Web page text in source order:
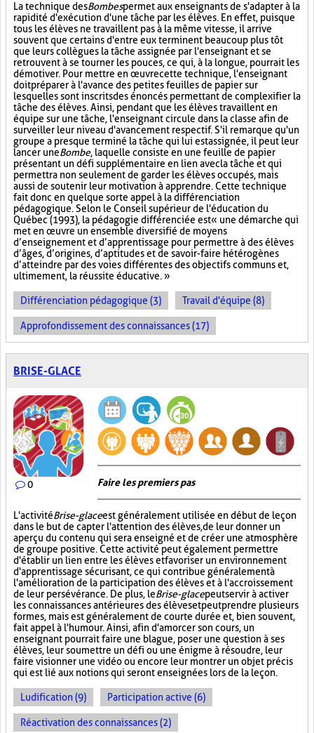
La technique desBombespermet aux enseignants de s'adapter à la
rapidité d'exécution d'une tâche par les élèves. En effet, puisque
tous les élèves ne travaillent pas à la même vitesse, il arrive
souvent que certains d'entre eux terminent beaucoup plus tôt
que leurs collègues la tâche assignée par l'enseignant et se
retrouvent à se tourner les pouces, ce qui, à la longue, pourrait les
démotiver. Pour mettre en œuvre cette technique, l'enseignant
doit préparer à l'avance des petites feuilles de papier sur
lesquelles sont inscrits des énoncés permettant de complexifier la
tâche des élèves. Ainsi, pendant que les élèves travaillent en
équipe sur une tâche, l'enseignant circule dans la classe afin de
surveiller leur niveau d'avancement respectif. S'il remarque qu'un
groupe a presque terminé la tâche qui lui est assignée, il peut leur
lancer uneBombe, laquelle consiste en une feuille de papier
présentant un défi supplémentaire en lien avec la tâche et qui
permettra non seulement de garder les élèves occupés, mais
aussi de soutenir leur motivation à apprendre. Cette technique
fait donc en quelque sorte appel à la différenciation
pédagogique. Selon le Conseil supérieur de l'éducation du
Québec (1993), la pédagogie différenciée est « une démarche qui
met en œuvre un ensemble diversifié de moyens
d’enseignement et d’apprentissage pour permettre à des élèves
d’âges, d’origines, d’aptitudes et de savoir-faire hétérogènes
d’atteindre par des voies différentes des objectifs communs et,
ultimement, la réussite éducative. »
Différenciation pédagogique (3) Travail d'équipe (8)
Approfondissement des connaissances (17)
BRISE-GLACE
0 Faire les premiers pas
L'activitéBrise-glaceest généralement utilisée en début de leçon
dans le but de capter l'attention des élèves, de leur donner un
aperçu du contenu qui sera enseigné et de créer une atmosphère
de groupe positive. Cette activité peut également permettre
d'établir un lien entre les élèves et favoriser un environnement
d'apprentissage sécurisant, ce qui contribue généralement à
l'amélioration de la participation des élèves et à l'accroissement
de leur persévérance. De plus, leBrise-glacepeut servir à activer
les connaissances antérieures des élèves et peut prendre plusieurs
formes, mais est généralement de courte durée et, bien souvent,
fait appel à l'humour. Ainsi, afin d'amorcer son cours, un
enseignant pourrait faire une blague, poser une question à ses
élèves, leur soumettre un défi ou une énigme à résoudre, leur
faire visionner une vidéo ou encore leur montrer un objet précis
qui est lié aux notions qui seront enseignées lors de la leçon.
Ludification (9) Participation active (6)
Réactivation des connaissances (2)